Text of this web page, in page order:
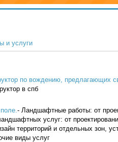
и услуги
по вождению, предлагающих
в спб
- Ландшафтные работы: от
услуг: от
территорий и отдельных зон,
виды услуг